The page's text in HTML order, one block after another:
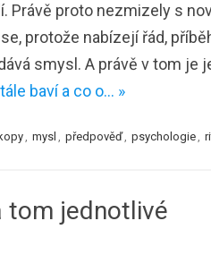
Právě proto nezmizely s
protože nabízejí řád,
smysl. A právě v tom je
baví a co o… »
, mysl , předpověď, psychologie,
tom jednotlivé